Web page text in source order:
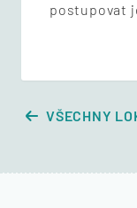
postupovat
VŠECHNY